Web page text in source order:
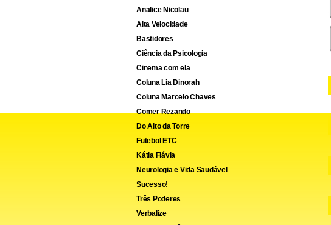
Analice Nicolau
Alta Velocidade
Bastidores
Ciência da Psicologia
Cinema com ela
Coluna Lia Dinorah
Coluna Marcelo Chaves
Comer Rezando
Do Alto da Torre
Futebol ETC
Kátia Flávia
Neurologia e Vida Saudável
Sucesso!
Três Poderes
Verbalize